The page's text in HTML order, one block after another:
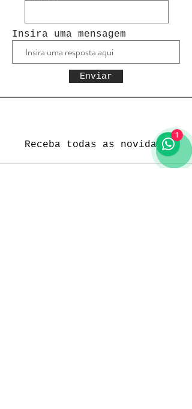
Insira uma mensagem
Enviar
Receba todas as novidades
1